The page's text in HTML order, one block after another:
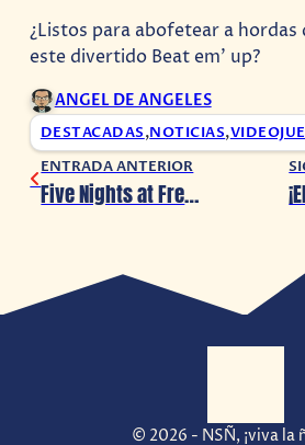
¿Listos para abofetear a hordas
este divertido Beat em’ up?
ANGEL DE ANGELES
DESTACADAS,NOTICIAS,
ENTRADA ANTERIOR
Five Nights at Freddy’s lanza terrorífico avance
© 2026 - NSÑ, ¡viva la